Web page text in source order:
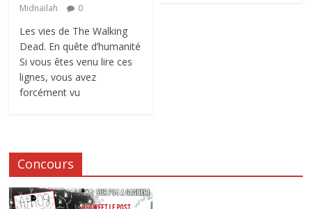
Midnailah
0
Les vies de The Walking
Dead. En quête d’humanité
Si vous êtes venu lire ces
lignes, vous avez
forcément vu
Concours